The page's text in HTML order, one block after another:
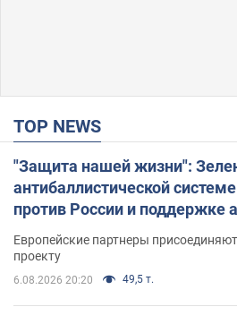
TOP NEWS
"Защита нашей жизни":
антибаллистической
против России и поддержке
Европейские партнеры
проекту
6.08.2026 20:20 49,5 т.